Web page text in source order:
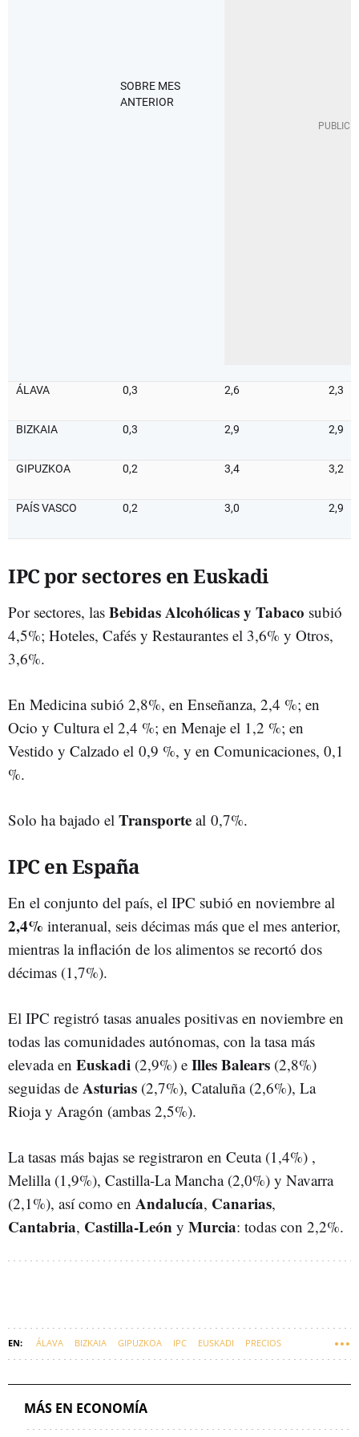
SOBRE MES
ANTERIOR
ÁLAVA 0,3 2,6 2,3
BIZKAIA 0,3 2,9 2,9
GIPUZKOA 0,2 3,4 3,2
PAÍS VASCO 0,2 3,0 2,9
IPC por sectores en Euskadi
Por sectores, las Bebidas Alcohólicas y Tabaco subió
4,5%; Hoteles, Cafés y Restaurantes el 3,6% y Otros,
3,6%.
En Medicina subió 2,8%, en Enseñanza, 2,4 %; en
Ocio y Cultura el 2,4 %; en Menaje el 1,2 %; en
Vestido y Calzado el 0,9 %, y en Comunicaciones, 0,1
%.
Solo ha bajado el Transporte al 0,7%.
IPC en España
En el conjunto del país, el IPC subió en noviembre al
2,4% interanual, seis décimas más que el mes anterior,
mientras la inflación de los alimentos se recortó dos
décimas (1,7%).
El IPC registró tasas anuales positivas en noviembre en
todas las comunidades autónomas, con la tasa más
elevada en Euskadi (2,9%) e Illes Balears (2,8%)
seguidas de Asturias (2,7%), Cataluña (2,6%), La
Rioja y Aragón (ambas 2,5%).
La tasas más bajas se registraron en Ceuta (1,4%) ,
Melilla (1,9%), Castilla-La Mancha (2,0%) y Navarra
(2,1%), así como en Andalucía, Canarias,
Cantabria, Castilla-León y Murcia: todas con 2,2%.
ÁLAVA BIZKAIA GIPUZKOA IPC EUSKADI PRECIOS
MÁS EN ECONOMÍA